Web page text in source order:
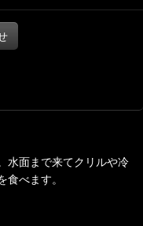
水面まで来てクリルや冷
べます。